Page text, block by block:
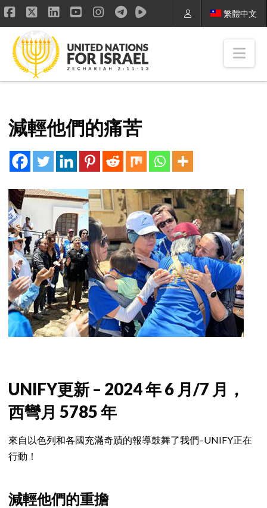
繁體中文
Facebook
X LinkedIn
YouTube
Instagram
減輕他們的痛苦
UNIFY更新 – 2024 年 6 月/7 月，
西彎月 5785 年
來自以色列和各國充滿奇蹟的報導鼓舞了我們–UNIFY正在
行動！
減輕他們的重擔